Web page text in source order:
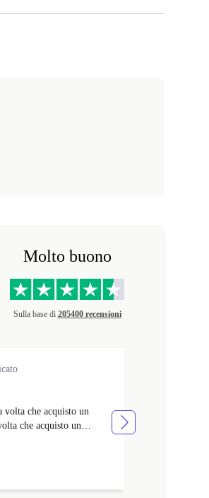
Molto buono
Sulla base di 205400 recensioni
volta che acquisto un
che acquisto un
il mio autoregalo di